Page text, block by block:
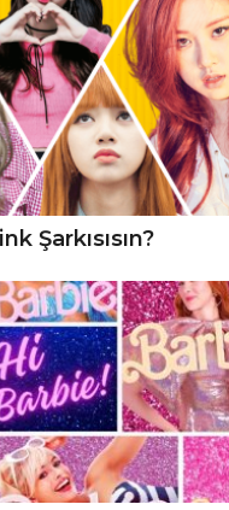
Şarkısısın?